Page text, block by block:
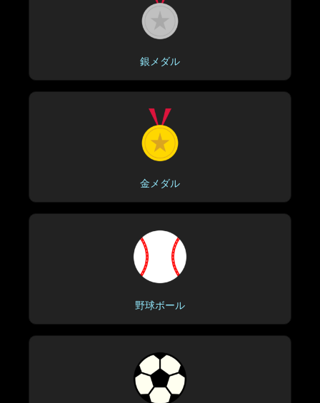
銀メダル
金メダル
野球ボール